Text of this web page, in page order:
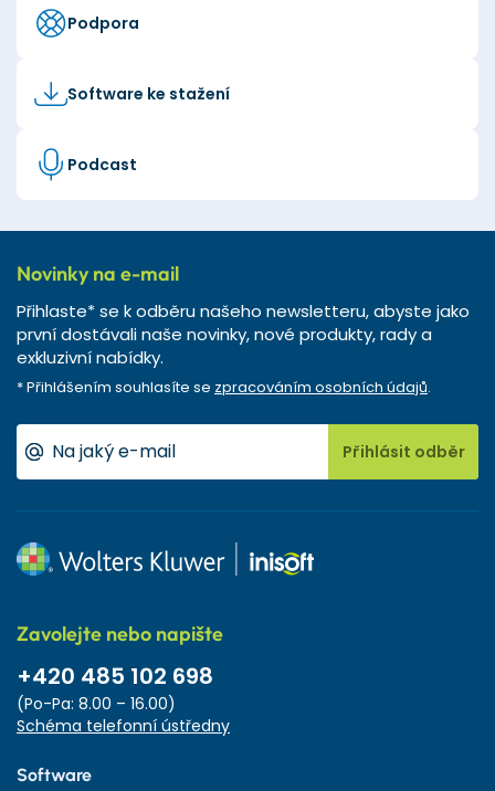
Podpora
Software ke stažení
Podcast
Novinky na e-mail
Přihlaste* se k odběru našeho newsletteru, abyste jako
první dostávali naše novinky, nové produkty, rady a
exkluzivní nabídky.
* Přihlášením souhlasíte se zpracováním osobních údajů.
Přihlásit odběr
Zavolejte nebo napište
+420 485 102 698
(Po-Pa: 8.00 – 16.00)
Schéma telefonní ústředny
Software